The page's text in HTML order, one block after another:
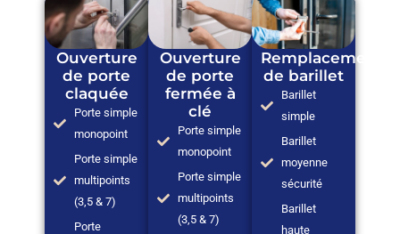
Ouverture
de porte
claquée
Porte simple
monopoint
Porte simple
multipoints
(3,5 & 7)
Porte
Ouverture
de porte
fermée à
clé
Porte simple
monopoint
Porte simple
multipoints
(3,5 & 7)
Remplacement
de barillet
Barillet
simple
Barillet
moyenne
sécurité
Barillet
haute